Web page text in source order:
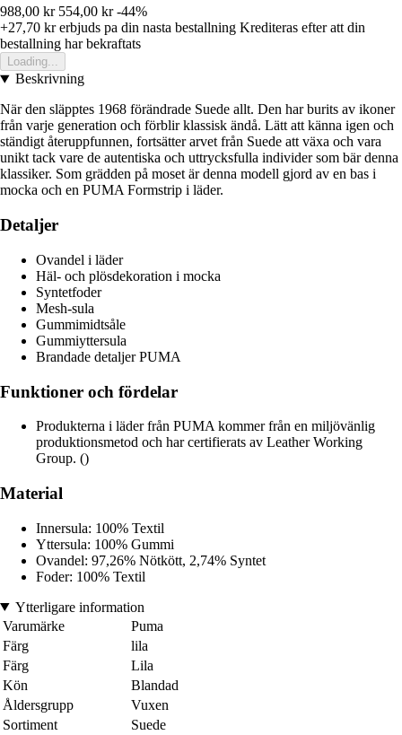
988,00 kr 554,00 kr -44%
+27,70 krerbjuds pa din nasta bestallning Krediteras efter att din
bestallning har bekraftats
Loading...
Beskrivning
När den släpptes 1968 förändrade Suede allt. Den har burits av ikoner
från varje generation och förblir klassisk ändå. Lätt att känna igen och
ständigt återuppfunnen, fortsätter arvet från Suede att växa och vara
unikt tack vare de autentiska och uttrycksfulla individer som bär denna
klassiker. Som grädden på moset är denna modell gjord av en bas i
mocka och en PUMA Formstrip i läder.
Detaljer
Ovandel i läder
Häl- och plösdekoration i mocka
Syntetfoder
Mesh-sula
Gummimidtsåle
Gummiyttersula
Brandade detaljer PUMA
Funktioner och fördelar
Produkterna i läder från PUMA kommer från en miljövänlig
produktionsmetod och har certifierats av Leather Working
Group. ()
Material
Innersula: 100% Textil
Yttersula: 100% Gummi
Ovandel: 97,26% Nötkött, 2,74% Syntet
Foder: 100% Textil
Ytterligare information
Varumärke
Puma
Färg
lila
Färg
Lila
Kön
Blandad
Åldersgrupp
Vuxen
Sortiment
Suede